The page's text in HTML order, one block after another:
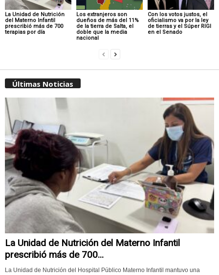
La Unidad de Nutrición
del Materno Infantil
prescribió más de 700
terapias por día
Los extranjeros son
dueños de más del 11%
de la tierra de Salta, el
doble que la media
nacional
Con los votos justos, el
oficialismo va por la ley
de tierras y el Súper RIGI
en el Senado
Últimas Noticias
La Unidad de Nutrición del Materno Infantil
prescribió más de 700...
La Unidad de Nutrición del Hospital Público Materno Infantil mantuvo una